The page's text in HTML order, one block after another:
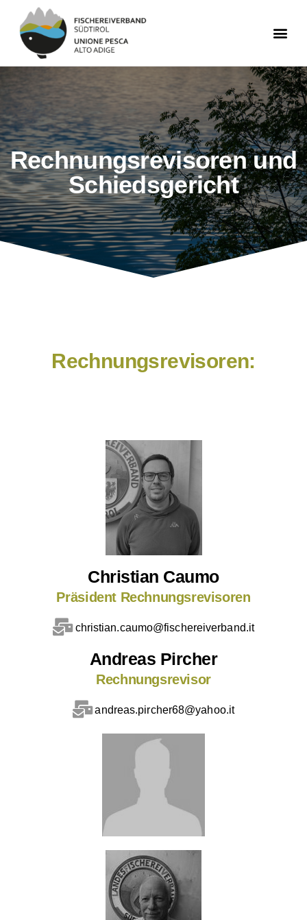
Rechnungsrevisoren und
Schiedsgericht
Rechnungsrevisoren:
Christian Caumo
Präsident Rechnungsrevisoren
christian.caumo@fischereiverband.it
Andreas Pircher
Rechnungsrevisor
andreas.pircher68@yahoo.it